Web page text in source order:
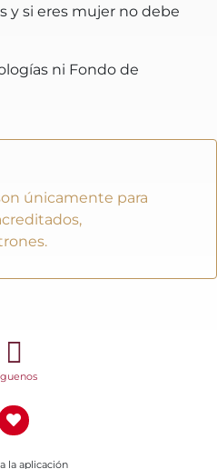
y si eres mujer no debe
ni Fondo de
únicamente para
la aplicación